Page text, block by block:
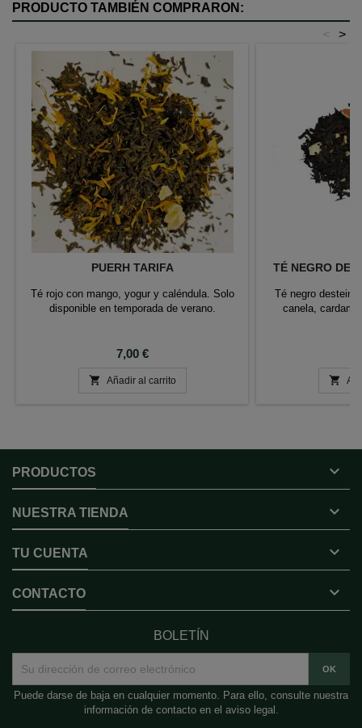
PRODUCTO TAMBIÉN COMPRARON:
>
<
PUERH TARIFA
Té rojo con mango, yogur y caléndula. Solo
disponible en temporada de verano.
Precio
7,00 €
 Añadir al carrito
TÉ NEGRO
Té negro
canela,

PRODUCTOS 
NUESTRA TIENDA 
TU CUENTA 
CONTACTO 
BOLETÍN
Puede darse de baja en cualquier momento. Para ello, consulte nuestra
información de contacto en el aviso legal.